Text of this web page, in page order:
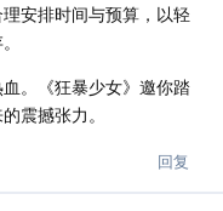
安排时间与预算，以轻
。《狂暴少女》邀你踏
震撼张力。
回复